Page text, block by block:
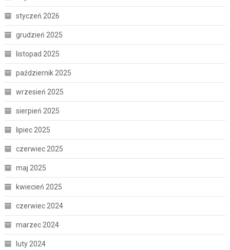
styczeń 2026
grudzień 2025
listopad 2025
październik 2025
wrzesień 2025
sierpień 2025
lipiec 2025
czerwiec 2025
maj 2025
kwiecień 2025
czerwiec 2024
marzec 2024
luty 2024